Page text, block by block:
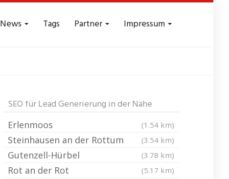
News Tags Partner Impressum
SEO für Lead Generierung in der Nähe
Erlenmoos (1.54 km)
Steinhausen an der Rottum (3.54 km)
Gutenzell-Hürbel (3.78 km)
Rot an der Rot (5.17 km)